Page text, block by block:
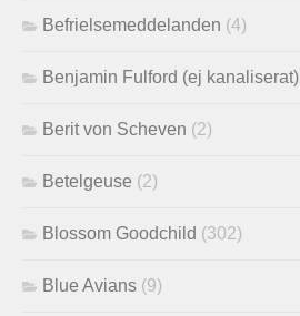
Befrielsemeddelanden (4)
Benjamin Fulford (ej kanaliserat)
Berit von Scheven (2)
Betelgeuse (2)
Blossom Goodchild (302)
Blue Avians (9)